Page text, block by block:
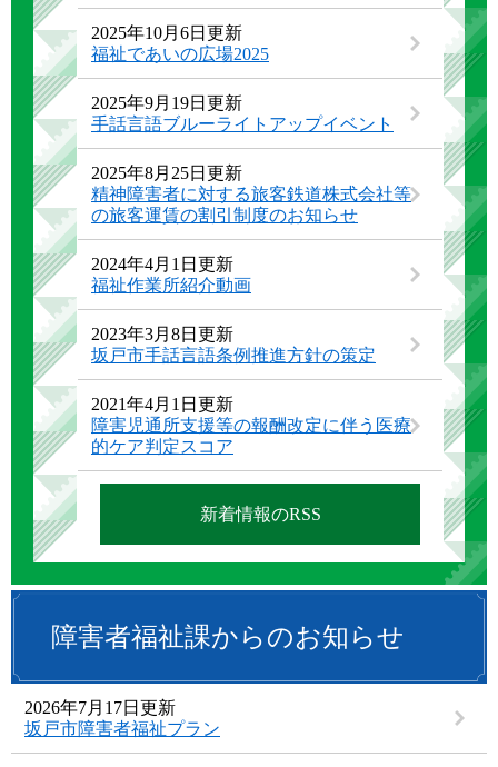
2025年10月6日更新
福祉であいの広場2025
2025年9月19日更新
手話言語ブルーライトアップイベント
2025年8月25日更新
精神障害者に対する旅客鉄道株式会社等
の旅客運賃の割引制度のお知らせ
2024年4月1日更新
福祉作業所紹介動画
2023年3月8日更新
坂戸市手話言語条例推進方針の策定
2021年4月1日更新
障害児通所支援等の報酬改定に伴う医療
的ケア判定スコア
新着情報のRSS
障害者福祉課からのお知らせ
2026年7月17日更新
坂戸市障害者福祉プラン